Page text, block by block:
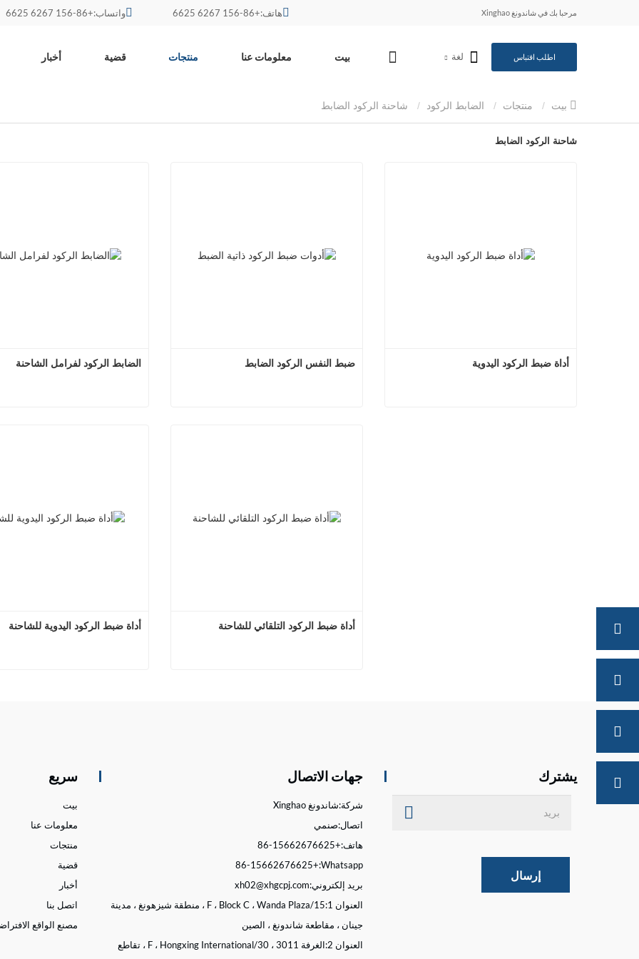
مرحبا بك في شاندونغ Xinghao هاتف:+86-156 6267 6625 واتساب:+86-156 6267 6625
بيت معلومات عنا منتجات قضية أخبار لغة اطلب اقتباس
منتجات الضابط الركود
شاحنة الركود الضابط
الضابط الركود لفرامل الشاحنة ضبط النفس الركود الضابط أداة ضبط الركود اليدوية
أداة ضبط الركود اليدوية للشاحنة أداة ضبط الركود التلقائي للشاحنة
سريع
بيت
معلومات عنا
منتجات
قضية
أخبار
اتصل بنا
مصنع الواقع
جهات الاتصال
شركة:شاندونغ Xinghao
اتصال:صنمي
هاتف:+86-15662676625
Whatsapp:
+86-15662676625
بريد إلكتروني:xh02@xhgcpj.com
العنوان 1:
15/F ، Block C ، Wanda Plaza ، منطقة شيزهونغ ، مدينة
جينان ، مقاطعة شاندونغ ، الصين
العنوان 2:
الغرفة 3011 ، 30/F ، Hongxing International ، تقاطع
يشترك
إرسال